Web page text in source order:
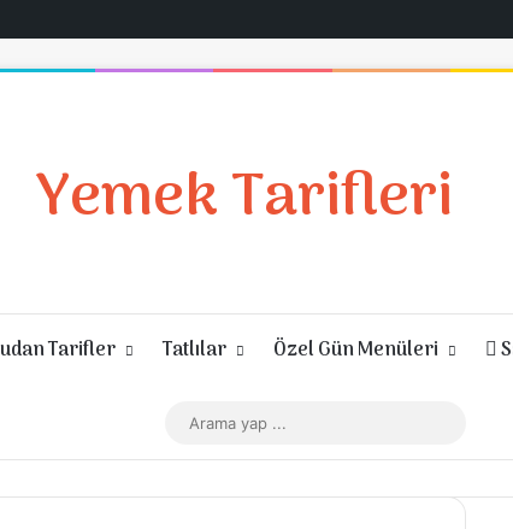
Yemek Tarifleri
Tarifler Tatlılar Özel Gün Menüleri
Rastgele Makale
Kenar Bölmesi
Dış görünümü değiştir
yap